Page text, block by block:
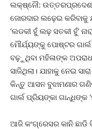
ଲକ୍ଷ୍ନୌ:
ଜୋରଦାର ଲଢ଼େଇ କରିବାକୁ
‘ଲଡକୀ ହୁଁ ଲଢ଼ ସତକୀ ହୁଁ’
ମୌର୍ଯ୍ୟଙ୍କୁ ପୋଷ୍ଟର ଗାର୍ଲ
ବଢ଼ୁଥିବା ମହିଳାଙ୍କ
ସାଜିଥିଲା। ଯାହାକୁ ନେଇ
କିନ୍ତୁ ଆସନ ବୁଝାମଣାର
ଗାର୍ଲ ପ୍ରିୟଙ୍କା ଗାନ୍ଧିଙ୍କ
ଆଜି କଂଗ୍ରେସର କାନି ଛାଡି